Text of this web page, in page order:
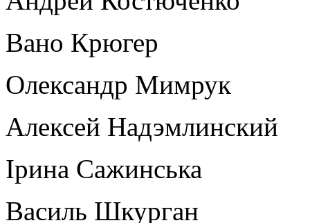
Вано Крюгер
Олександр Мимрук
Алексей Надэмлинский
Ірина Сажинська
Василь Шкурган